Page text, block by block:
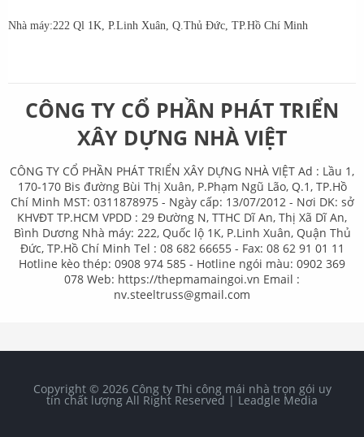
Nhà máy:222 Ql 1K, P.Linh Xuân, Q.Thủ Đức, TP.Hồ Chí Minh
CÔNG TY CỔ PHẦN PHÁT TRIỂN
XÂY DỰNG NHÀ VIỆT
CÔNG TY CỔ PHẦN PHÁT TRIỂN XÂY DỰNG NHÀ VIỆT Ad : Lầu 1,
170-170 Bis đường Bùi Thị Xuân, P.Phạm Ngũ Lão, Q.1, TP.Hồ
Chí Minh MST: 0311878975 - Ngày cấp: 13/07/2012 - Nơi DK: sở
KHVĐT TP.HCM VPDD : 29 Đường N, TTHC Dĩ An, Thị Xã Dĩ An,
Bình Dương Nhà máy: 222, Quốc lộ 1K, P.Linh Xuân, Quận Thủ
Đức, TP.Hồ Chí Minh Tel : 08 682 66655 - Fax: 08 62 91 01 11
Hotline kèo thép: 0908 974 585 - Hotline ngói màu: 0902 369
078 Web: https://thepmamaingoi.vn Email :
nv.steeltruss@gmail.com
Copyright © 2026 Công ty Thi công mái nhà trọn gói uy
tín chất lượng All Right Reserved | Leadgle Media